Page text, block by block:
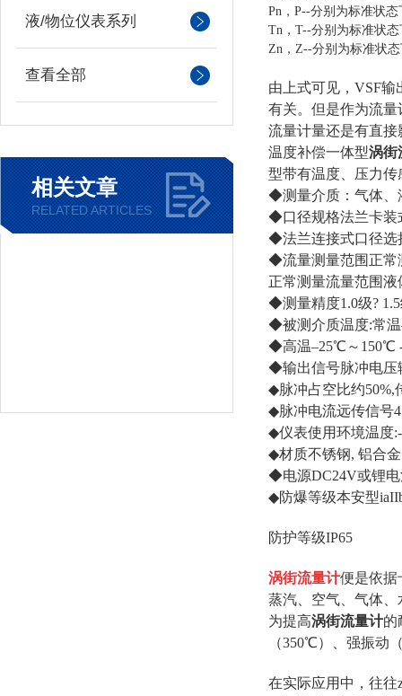
液/物位仪表系列
查看全部
相关文章
RELATED ARTICLES
Pn，P--分别为标准状
Tn，T--分别为标准状
Zn，Z--分别为标准状
由上式可见，VSF
有关。但是作为流
流量计量还是有直接
温度补偿一体型涡街
型带有温度、压力
◆测量介质：气体、
◆口径规格法兰卡装
◆法兰连接式口径选
◆流量测量范围正常
正常测量流量范围
◆测量精度1.0级?
◆被测介质温度:常
◆高温–25℃～150℃
◆输出信号脉冲电压
◆脉冲占空比约50%,
◆脉冲电流远传信号
◆仪表使用环境温度
◆材质不锈钢, 铝合金
◆电源DC24V或锂电
◆防爆等级本安型
防护等级IP65
涡街流量计便是依据
蒸汽、空气、气体
为提高涡街流量计的
（350℃）、强振动
在实际应用中，往